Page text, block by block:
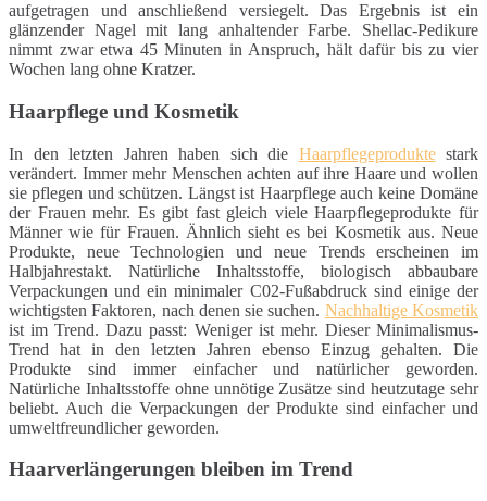
aufgetragen und anschließend versiegelt. Das Ergebnis ist ein
glänzender Nagel mit lang anhaltender Farbe. Shellac-Pedikure
nimmt zwar etwa 45 Minuten in Anspruch, hält dafür bis zu vier
Wochen lang ohne Kratzer.
Haarpflege und Kosmetik
In den letzten Jahren haben sich die Haarpflegeproduktestark
verändert. Immer mehr Menschen achten auf ihre Haare und wollen
sie pflegen und schützen. Längst ist Haarpflege auch keine Domäne
der Frauen mehr. Es gibt fast gleich viele Haarpflegeprodukte für
Männer wie für Frauen. Ähnlich sieht es bei Kosmetik aus. Neue
Produkte, neue Technologien und neue Trends erscheinen im
Halbjahrestakt. Natürliche Inhaltsstoffe, biologisch abbaubare
Verpackungen und ein minimaler C02-Fußabdruck sind einige der
wichtigsten Faktoren, nach denen sie suchen. Nachhaltige Kosmetik
ist im Trend. Dazu passt: Weniger ist mehr. Dieser Minimalismus-
Trend hat in den letzten Jahren ebenso Einzug gehalten. Die
Produkte sind immer einfacher und natürlicher geworden.
Natürliche Inhaltsstoffe ohne unnötige Zusätze sind heutzutage sehr
beliebt. Auch die Verpackungen der Produkte sind einfacher und
umweltfreundlicher geworden.
Haarverlängerungen bleiben im Trend